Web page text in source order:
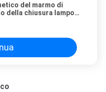
del marmo di
della chiusura lampo